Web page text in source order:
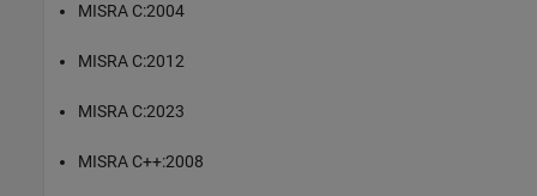
MISRA C:2004
MISRA C:2012
MISRA C:2023
MISRA C++:2008